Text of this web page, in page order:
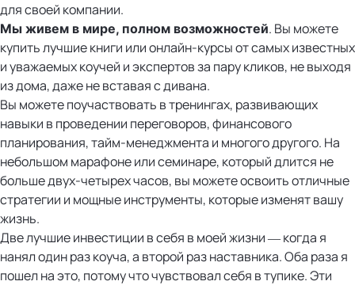
для своей компании.
Мы живем в мире, полном возможностей. Вы можете
купить лучшие книги или онлайн-курсы от самых известных
и уважаемых коучей и экспертов за пару кликов, не выходя
из дома, даже не вставая с дивана.
Вы можете поучаствовать в тренингах, развивающих
навыки в проведении переговоров, финансового
планирования, тайм-менеджмента и многого другого. На
небольшом марафоне или семинаре, который длится не
больше двух-четырех часов, вы можете освоить отличные
стратегии и мощные инструменты, которые изменят вашу
жизнь.
Две лучшие инвестиции в себя в моей жизни — когда я
нанял один раз коуча, а второй раз наставника. Оба раза я
пошел на это, потому что чувствовал себя в тупике. Эти